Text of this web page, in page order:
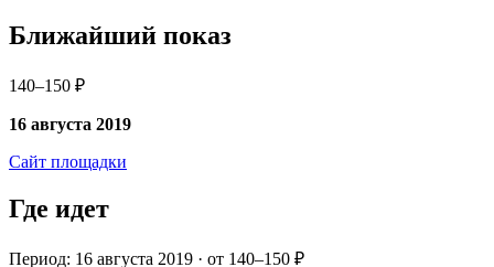
Ближайший показ
140–150 ₽
16 августа 2019
Сайт площадки
Где идет
Период: 16 августа 2019 · от 140–150 ₽